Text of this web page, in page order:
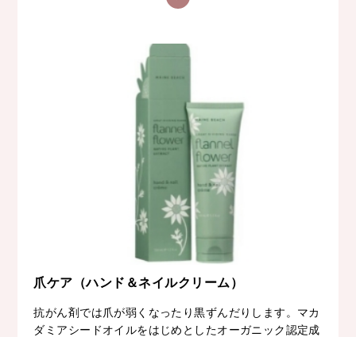
爪ケア（ハンド＆ネイルクリーム）
抗がん剤では爪が弱くなったり黒ずんだりします。マカ
ダミアシードオイルをはじめとしたオーガニック認定成